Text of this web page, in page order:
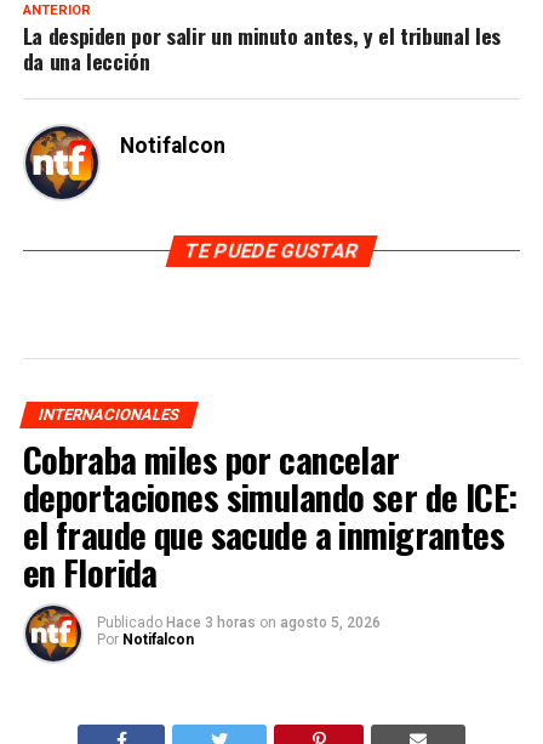
ANTERIOR
La despiden por salir un minuto antes, y el tribunal les
da una lección
Notifalcon
TE PUEDE GUSTAR
INTERNACIONALES
Cobraba miles por cancelar
deportaciones simulando ser de ICE:
el fraude que sacude a inmigrantes
en Florida
Publicado Hace 3 horas on agosto 5, 2026
Por Notifalcon